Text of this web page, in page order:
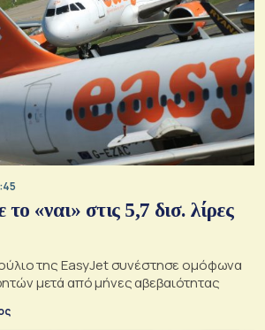
«ναι» στις 5,7 δισ. λίρες
της EasyJet συνέστησε ομόφωνα
μετά από μήνες αβεβαιότητας